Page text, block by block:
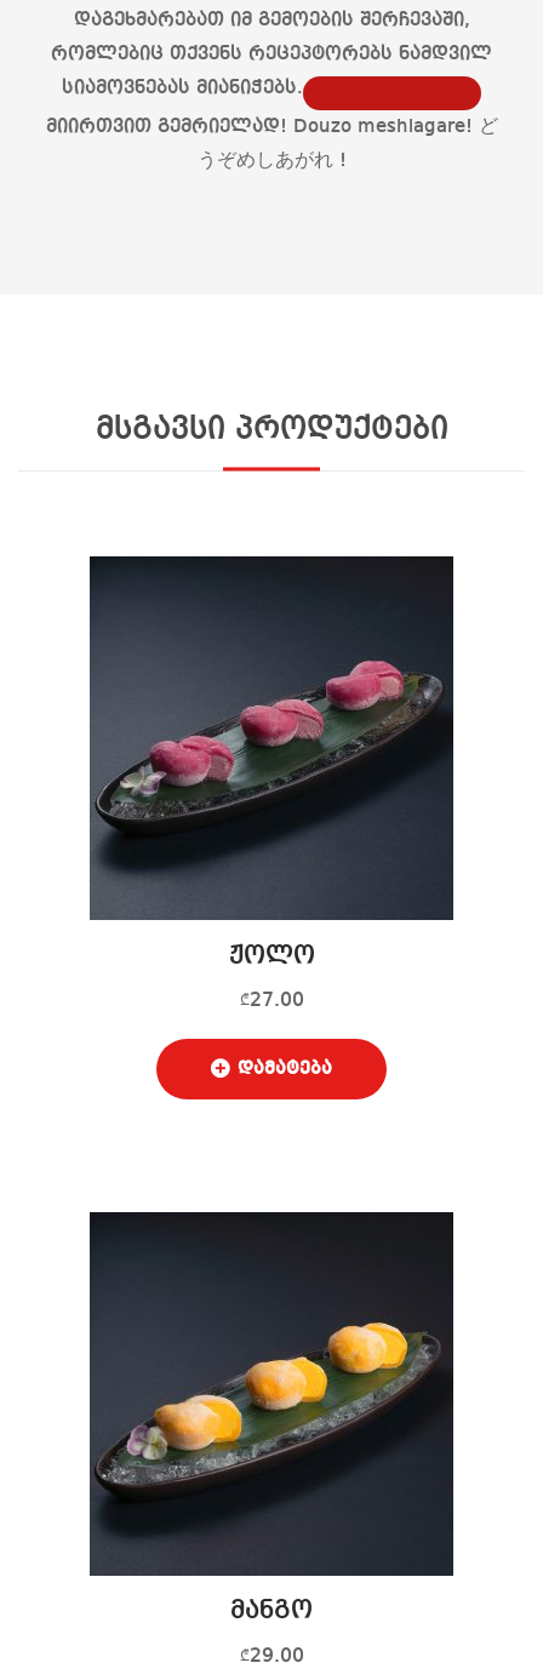
დაგეხმარებათ იმ გემოების შერჩევაში,
რომლებიც თქვენს რეცეპტორებს ნამდვილ
სიამოვნებას მიანიჭებს.
მიირთვით გემრიელად! Douzo meshiagare! ど
うぞめしあがれ !
მსგავსი პროდუქტები
ჟოლო
₾27.00
დამატება
მანგო
₾29.00